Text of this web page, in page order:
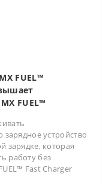
FUEL™
FUEL™
зарядное устройство
зарядке, которая
работу без
Fast Charger